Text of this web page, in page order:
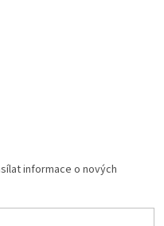
informace o nových